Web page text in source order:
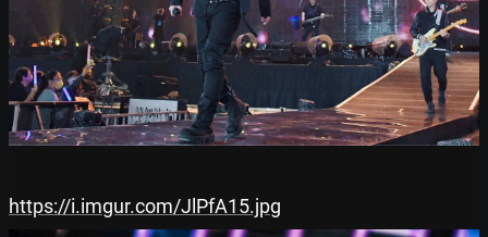
https://i.imgur.com/JlPfA15.jpg